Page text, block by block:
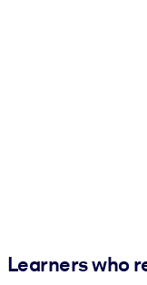
Learners who